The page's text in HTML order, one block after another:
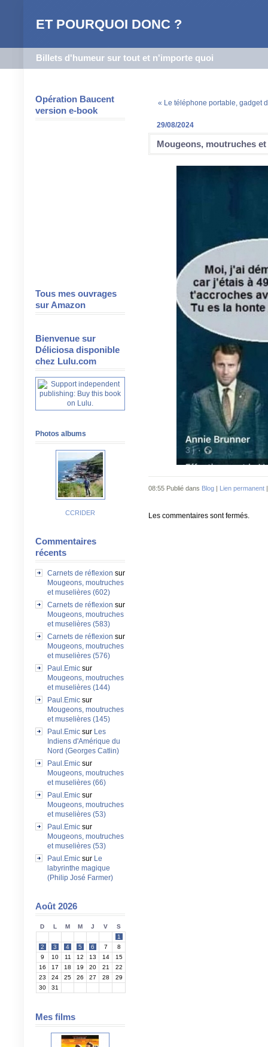
ET POURQUOI DONC ?
Billets d'humeur sur tout et n'importe quoi
Opération Baucent
version e-book
Tous mes ouvrages
sur Amazon
Bienvenue sur
Déliciosa disponible
chez Lulu.com
Photos albums
CCRIDER
Commentaires
récents
Carnets de réflexion sur
Mougeons, moutruches
et muselières (602)
Carnets de réflexion sur
Mougeons, moutruches
et muselières (583)
Carnets de réflexion sur
Mougeons, moutruches
et muselières (576)
Paul.Emic sur
Mougeons, moutruches
et muselières (144)
Paul.Emic sur
Mougeons, moutruches
et muselières (145)
Paul.Emic sur Les
Indiens d'Amérique du
Nord (Georges Catlin)
Paul.Emic sur
Mougeons, moutruches
et muselières (66)
Paul.Emic sur
Mougeons, moutruches
et muselières (53)
Paul.Emic sur
Mougeons, moutruches
et muselières (53)
Paul.Emic sur Le
labyrinthe magique
(Philip José Farmer)
Août 2026
D L M M J V
S
1
2
3 4 5 6 7
8
9
10 11 12 13 14
15
16
17 18 19 20 21
22
23
24 25 26 27 28
29
30
31
Mes films
« Le téléphone portable, gadget
29/08/2024
Mougeons, moutruches
08:55 Publié dans Blog | Lien permanent
Les commentaires sont fermés.